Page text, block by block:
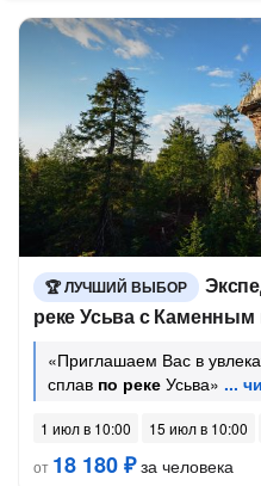
ЛУЧШИЙ ВЫБОР
реке Усьва с Каменным
«Приглашаем Вас в
сплав по реке Усьва»
1 июл в 10:00
15 июл в 10:00
от 18 180 ₽за человека